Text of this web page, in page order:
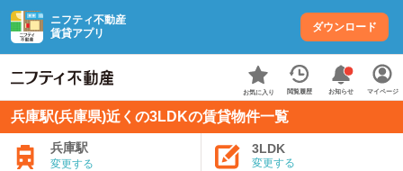
ニフティ不動産
賃貸アプリ
ダウンロード
お気に入り 閲覧履歴 お知らせ マイページ
兵庫駅(兵庫県)近くの3LDKの賃貸物件一覧
兵庫駅
変更する
3LDK
変更する